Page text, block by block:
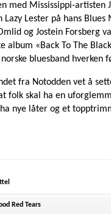
med Mississippi-artisten
Lazy Lester på hans
og Jostein Forsberg
album «Back To The
bluesband hverken
fra Notodden vet å
folk skal ha en
nye låter og et
Red Tears